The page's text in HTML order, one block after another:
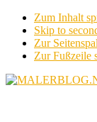
Zum Inhalt
Skip to
Zur
Zur Fußzeile